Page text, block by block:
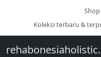
Shop
Koleksi terbaru &